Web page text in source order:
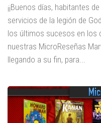
¡¡Buenos días, habitantes
servicios de la legión de
los últimos sucesos en los
nuestras MicroReseñas
llegando a su fin, para...